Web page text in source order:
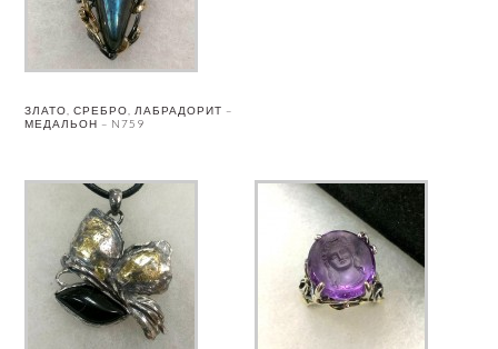
ЗЛАТО, СРЕБРО, ЛАБРАДОРИТ –
МЕДАЛЬОН – N759